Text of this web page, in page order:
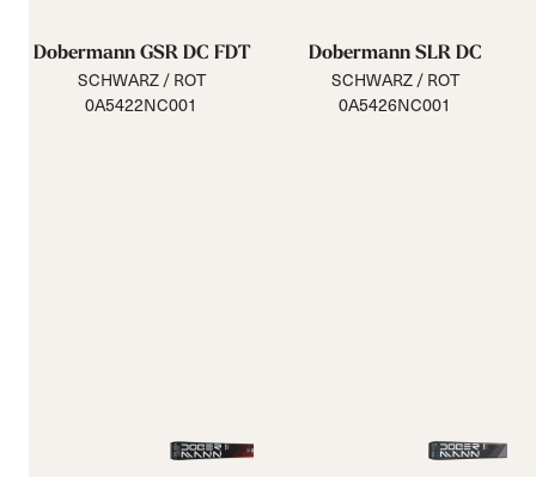
Dobermann GSR DC FDT
SCHWARZ / ROT
0A5422NC001
Dobermann SLR DC
SCHWARZ / ROT
0A5426NC001